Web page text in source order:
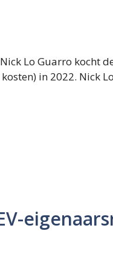
Lo Guarro kocht
in 2022. Nick